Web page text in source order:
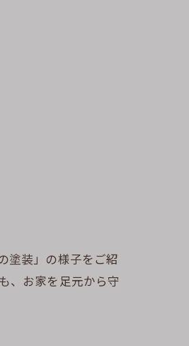
塗装」の様子をご紹
、お家を足元から守